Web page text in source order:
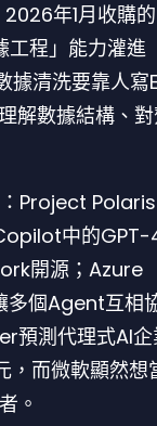
年1月收購的
程」能力灌進
清洗要靠人寫
解數據結構、
Project
中的GPT-
開源；Azure
個Agent互相
預測代理式AI
，而微軟顯然想
。